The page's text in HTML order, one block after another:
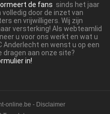
de fans sinds het jaar
door de inzet van
en vrijwilligers. Wij zijn
versterking! Als webteamlid
u voor ons werkt en wat u
Anderlecht en wenst u op een
dragen aan onze site?
in!
online.be - Disclaimer